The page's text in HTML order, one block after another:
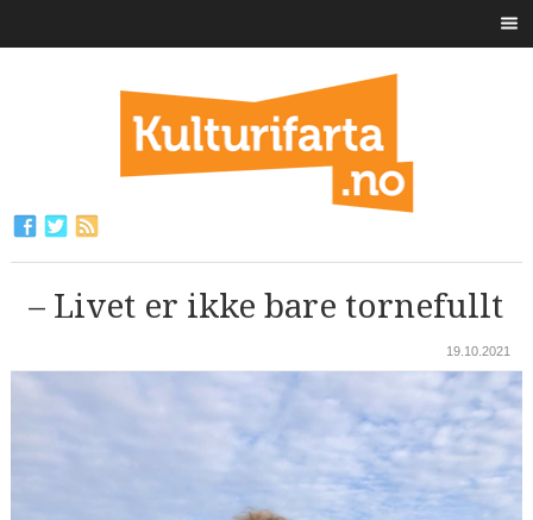
– Livet er ikke bare tornefullt
19.10.2021